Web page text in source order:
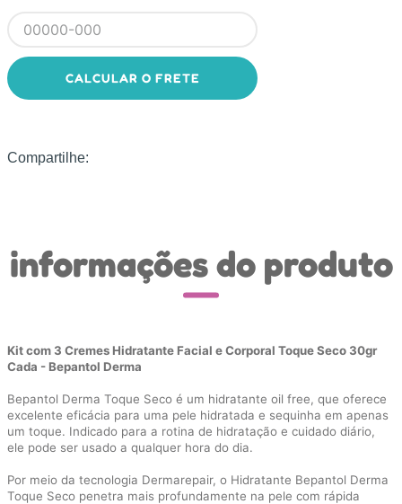
CALCULAR O FRETE
Compartilhe:
informações do produto
Kit com 3 Cremes Hidratante Facial e Corporal Toque Seco 30gr
Cada - Bepantol Derma
Bepantol Derma Toque Seco é um hidratante oil free, que oferece
excelente eficácia para uma pele hidratada e sequinha em apenas
um toque. Indicado para a rotina de hidratação e cuidado diário,
ele pode ser usado a qualquer hora do dia.
Por meio da tecnologia Dermarepair, o Hidratante Bepantol Derma
Toque Seco penetra mais profundamente na pele com rápida